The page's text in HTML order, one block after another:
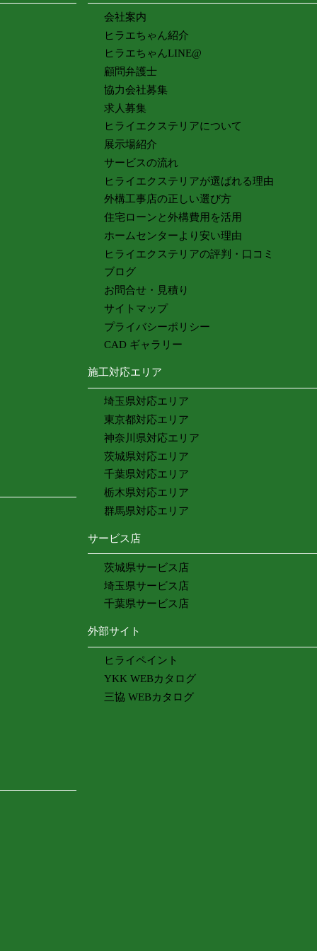
会社案内
ヒラエちゃん紹介
ヒラエちゃんLINE@
顧問弁護士
協力会社募集
求人募集
ヒライエクステリアについて
展示場紹介
サービスの流れ
ヒライエクステリアが選ばれる理由
外構工事店の正しい選び方
住宅ローンと外構費用を活用
ホームセンターより安い理由
ヒライエクステリアの評判・口コミ
ブログ
お問合せ・見積り
サイトマップ
プライバシーポリシー
CAD ギャラリー
施工対応エリア
埼玉県対応エリア
東京都対応エリア
神奈川県対応エリア
茨城県対応エリア
千葉県対応エリア
栃木県対応エリア
群馬県対応エリア
サービス店
茨城県サービス店
埼玉県サービス店
千葉県サービス店
外部サイト
ヒライペイント
YKK WEBカタログ
三協 WEBカタログ